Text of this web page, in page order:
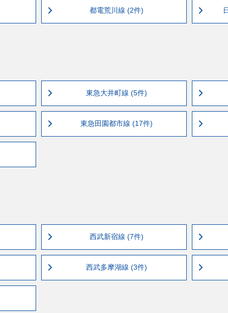
都電荒川線 (2件)
東急大井町線 (5件)
東急田園都市線 (17件)
西武新宿線 (7件)
西武多摩湖線 (3件)